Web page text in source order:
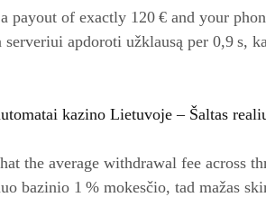
payout of exactly 120 € and your
serveriui apdoroti užklausą per 0,9 s,
kazino Lietuvoje – Šaltas
the average withdrawal fee across
bazinio 1 % mokesčio, tad mažas